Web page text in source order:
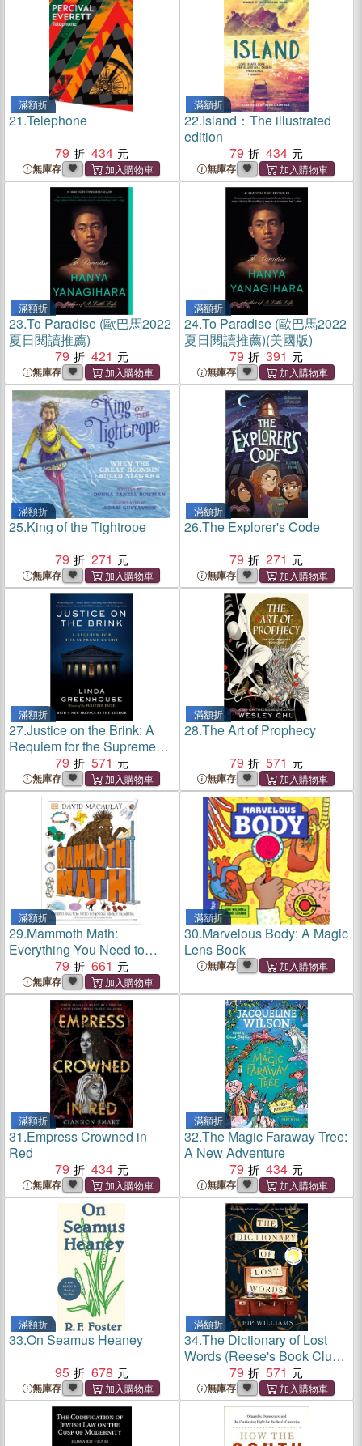
滿額折
21.Telephone
79
434
無庫存
滿額折
22.Island：The illustrated
edition
79
434
無庫存
滿額折
23.To Paradise (歐巴馬2022
夏日閱讀推薦)
79
421
無庫存
滿額折
24.To Paradise (歐巴馬2022
夏日閱讀推薦)(美國版)
79
391
無庫存
滿額折
25.King of the Tightrope
79
271
無庫存
滿額折
26.The Explorer's Code
79
271
無庫存
滿額折
27.Justice on the Brink: A
Requiem for the Supreme
79 571
無庫存
滿額折
28.The Art of Prophecy
79
571
無庫存
滿額折
29.Mammoth Math:
Everything You Need to
Know about Numbers (DK
David Macaulay How
Things Work)
79 661
無庫存
滿額折
30.Marvelous Body: A Magic
Lens Book
無庫存
滿額折
31.Empress Crowned in
Red
79
434
無庫存
滿額折
32.The Magic Faraway Tree:
A New Adventure
79
434
無庫存
滿額折
33.On Seamus Heaney
95
678
無庫存
滿額折
34.The Dictionary of Lost
Words (Reese's Book Club
79 571
無庫存